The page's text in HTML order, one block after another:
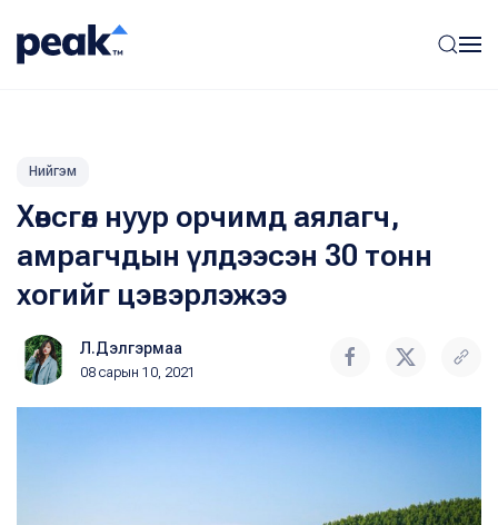
Нийгэм
Хөвсгөл нуур орчимд аялагч,
амрагчдын үлдээсэн 30 тонн
хогийг цэвэрлэжээ
Л.Дэлгэрмаа
08 сарын 10, 2021